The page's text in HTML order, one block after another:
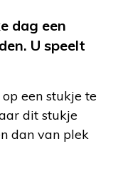
dag een
U speelt
een stukje te
dit stukje
dan van plek